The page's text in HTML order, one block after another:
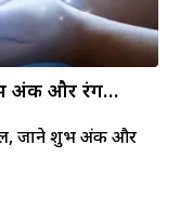
अंक और रंग…
जाने शुभ अंक और